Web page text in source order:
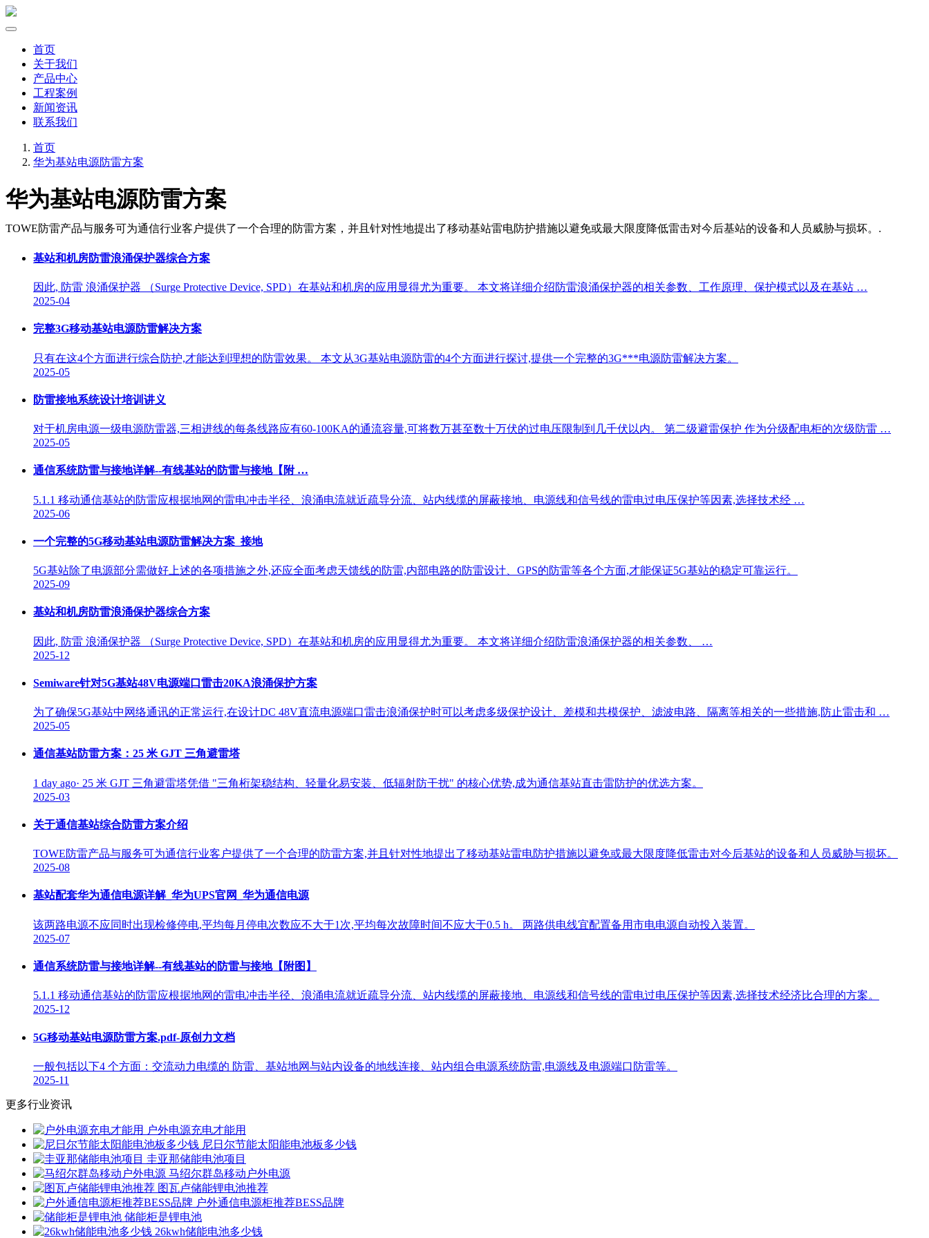
首页
关于我们
产品中心
工程案例
新闻资讯
联系我们
首页
华为基站电源防雷方案
华为基站电源防雷方案
TOWE防雷产品与服务可为通信行业客户提供了一个合理的防雷方案，并且针对性地提出了移动基站雷电防护措施以避免或最大限度降低雷击对今后基站的设备和人员威胁与损坏。.
基站和机房防雷浪涌保护器综合方案
因此, 防雷 浪涌保护器 （Surge Protective Device, SPD）在基站和机房的应用显得尤为重要。 本文将详细介绍防雷浪涌保护器的相关参数、工作原理、保护模式以及在基站 …
2025-04
完整3G移动基站电源防雷解决方案
只有在这4个方面进行综合防护,才能达到理想的防雷效果。 本文从3G基站电源防雷的4个方面进行探讨,提供一个完整的3G***电源防雷解决方案。
2025-05
防雷接地系统设计培训讲义
对于机房电源一级电源防雷器,三相进线的每条线路应有60-100KA的通流容量,可将数万甚至数十万伏的过电压限制到几千伏以内。 第二级避雷保护 作为分级配电柜的次级防雷 …
2025-05
通信系统防雷与接地详解--有线基站的防雷与接地【附 …
5.1.1 移动通信基站的防雷应根据地网的雷电冲击半径、浪涌电流就近疏导分流、站内线缆的屏蔽接地、电源线和信号线的雷电过电压保护等因素,选择技术经 …
2025-06
一个完整的5G移动基站电源防雷解决方案_接地
5G基站除了电源部分需做好上述的各项措施之外,还应全面考虑天馈线的防雷,内部电路的防雷设计、GPS的防雷等各个方面,才能保证5G基站的稳定可靠运行。
2025-09
基站和机房防雷浪涌保护器综合方案
因此, 防雷 浪涌保护器 （Surge Protective Device, SPD）在基站和机房的应用显得尤为重要。 本文将详细介绍防雷浪涌保护器的相关参数、 …
2025-12
Semiware针对5G基站48V电源端口雷击20KA浪涌保护方案
为了确保5G基站中网络通讯的正常运行,在设计DC 48V直流电源端口雷击浪涌保护时可以考虑多级保护设计、差模和共模保护、滤波电路、隔离等相关的一些措施,防止雷击和 …
2025-05
通信基站防雷方案：25 米 GJT 三角避雷塔
1 day ago· 25 米 GJT 三角避雷塔凭借 "三角桁架稳结构、轻量化易安装、低辐射防干扰" 的核心优势,成为通信基站直击雷防护的优选方案。
2025-03
关于通信基站综合防雷方案介绍
TOWE防雷产品与服务可为通信行业客户提供了一个合理的防雷方案,并且针对性地提出了移动基站雷电防护措施以避免或最大限度降低雷击对今后基站的设备和人员威胁与损坏。
2025-08
基站配套华为通信电源详解_华为UPS官网_华为通信电源
该两路电源不应同时出现检修停电,平均每月停电次数应不大于1次,平均每次故障时间不应大于0.5 h。 两路供电线宜配置备用市电电源自动投入装置。
2025-07
通信系统防雷与接地详解--有线基站的防雷与接地【附图】
5.1.1 移动通信基站的防雷应根据地网的雷电冲击半径、浪涌电流就近疏导分流、站内线缆的屏蔽接地、电源线和信号线的雷电过电压保护等因素,选择技术经济比合理的方案。
2025-12
5G移动基站电源防雷方案.pdf-原创力文档
一般包括以下4 个方面：交流动力电缆的 防雷、基站地网与站内设备的地线连接、站内组合电源系统防雷,电源线及电源端口防雷等。
2025-11
更多行业资讯
户外电源充电才能用
尼日尔节能太阳能电池板多少钱
圭亚那储能电池项目
马绍尔群岛移动户外电源
图瓦卢储能锂电池推荐
户外通信电源柜推荐BESS品牌
储能柜是锂电池
26kwh储能电池多少钱